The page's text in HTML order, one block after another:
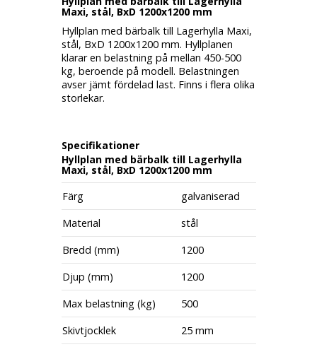
Maxi, stål, BxD 1200x1200 mm
Hyllplan med bärbalk till Lagerhylla Maxi,
stål, BxD 1200x1200 mm. Hyllplanen
klarar en belastning på mellan 450-500
kg, beroende på modell. Belastningen
avser jämt fördelad last. Finns i flera olika
storlekar.
Specifikationer
Hyllplan med bärbalk till Lagerhylla
Maxi, stål, BxD 1200x1200 mm
Färg
galvaniserad
Material
stål
Bredd (mm)
1200
Djup (mm)
1200
Max belastning (kg)
500
Skivtjocklek
25 mm